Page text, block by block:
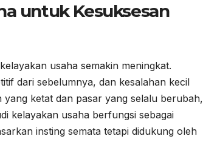
untuk Kesuksesan
usaha semakin meningkat.
dari sebelumnya, dan kesalahan kecil
ketat dan pasar yang selalu berubah,
kelayakan usaha berfungsi sebagai
insting semata tetapi didukung oleh